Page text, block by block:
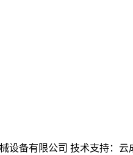
设备有限公司 技术支持：云